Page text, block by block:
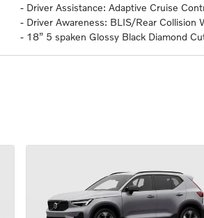
- Driver Assistance: Adaptive Cruise
- Driver Awareness: BLIS/Rear Collision
- 18” 5 spaken Glossy Black Diamond